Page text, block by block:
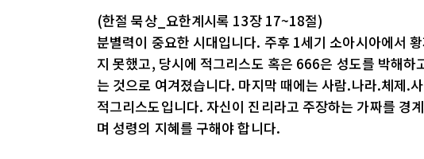
(한절 묵상_요한계시록 13장 17~18절)
분별력이 중요한 시대입니다. 주후 1세기 소아시아에서
지 못했고, 당시에 적그리스도 혹은 666은 성도를 박해하
는 것으로 여겨졌습니다. 마지막 때에는 사람.나라.체제.
적그리스도입니다. 자신이 진리라고 주장하는 가짜를 경
며 성령의 지혜를 구해야 합니다.